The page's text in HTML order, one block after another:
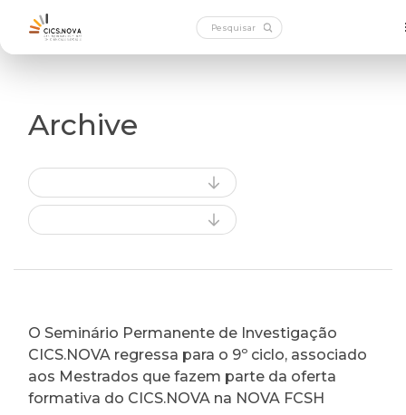
Archive
O Seminário Permanente de Investigação
CICS.NOVA regressa para o 9º ciclo, associado
aos Mestrados que fazem parte da oferta
formativa do CICS.NOVA na NOVA FCSH